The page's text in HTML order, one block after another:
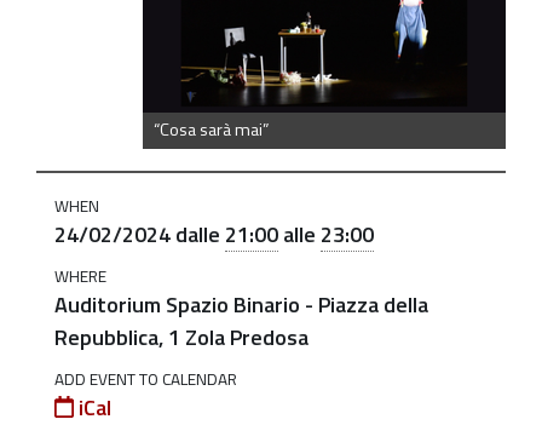
“Cosa sarà mai”
Grandi
02-
24T21:00:00+01:00
2024-
02-
WHEN
24/02/2024dalle 21:00alle 23:00
WHERE
Auditorium Spazio Binario - Piazza della
Repubblica, 1 Zola Predosa
ADD EVENT TO CALENDAR
iCal